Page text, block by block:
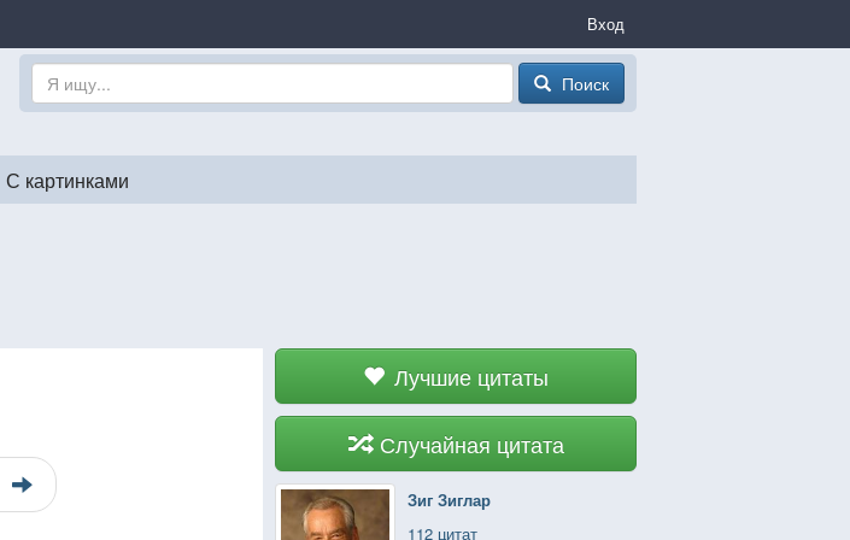
Вход
Поиск
С картинками
Лучшие цитаты
Случайная цитата
Зиг Зиглар
112 цитат